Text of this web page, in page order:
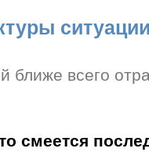
ближе всего
смеется